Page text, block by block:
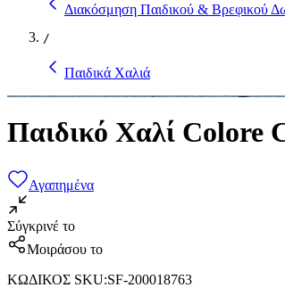
Διακόσμηση Παιδικού & Βρεφικού
/
Παιδικά Χαλιά
Παιδικό Χαλί Colore
Αγαπημένα
Σύγκρινέ το
Μοιράσου το
ΚΩΔΙΚΟΣ SKU:SF-200018763